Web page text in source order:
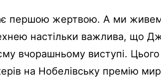
першою жертвою. А ми
настільки важлива, що
вчорашньому виступі.
на Нобелівську премію